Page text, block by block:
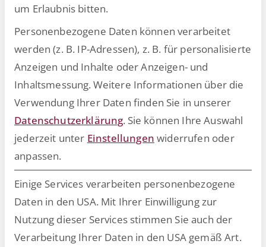
Whitepaper – Wie Sie
Ihre HR-Prozesse mit
smarten Lösungen
optimieren,
automatisieren und fit
für die Zukunft
machen.
​Das Personalwesen (HR) sieht sich
heute mit wachsenden Anforderungen
und sich rasant wandelnden
um Erlaubnis bitten.
Personenbezogene Daten können verarbeitet
werden (z. B. IP-Adressen), z. B. für personalisierte
Anzeigen und Inhalte oder Anzeigen- und
Inhaltsmessung. Weitere Informationen über die
Verwendung Ihrer Daten finden Sie in unserer
Datenschutzerklärung. Sie können Ihre Auswahl
jederzeit unter Einstellungen widerrufen oder
anpassen.
Einige Services verarbeiten personenbezogene
Daten in den USA. Mit Ihrer Einwilligung zur
Nutzung dieser Services stimmen Sie auch der
Verarbeitung Ihrer Daten in den USA gemäß Art.